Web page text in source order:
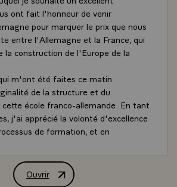
ont fait l'honneur de venir
pour marquer le prix que nous
entre l'Allemagne et la France, qui
la construction de l'Europe de la
m'ont été faites ce matin
de la structure et du
école franco-allemande. En tant
j'ai apprécié la volonté d'excellence
de formation, et en
de l'arrivée du nouvel hélicoptère
de Terre. Cet appareil est
Ouvrir
Déclaration de M. Jacques Chirac,